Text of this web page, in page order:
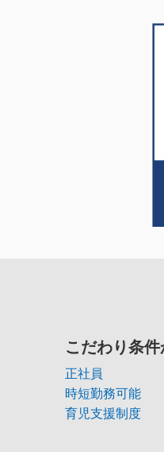
こだわり条
正社員
時短勤務可能
育児支援制度